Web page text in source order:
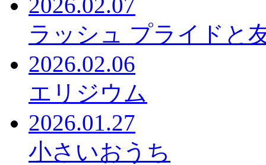
ラッシュ プライドと
2026.02.06
エリジウム
2026.01.27
小さいおうち